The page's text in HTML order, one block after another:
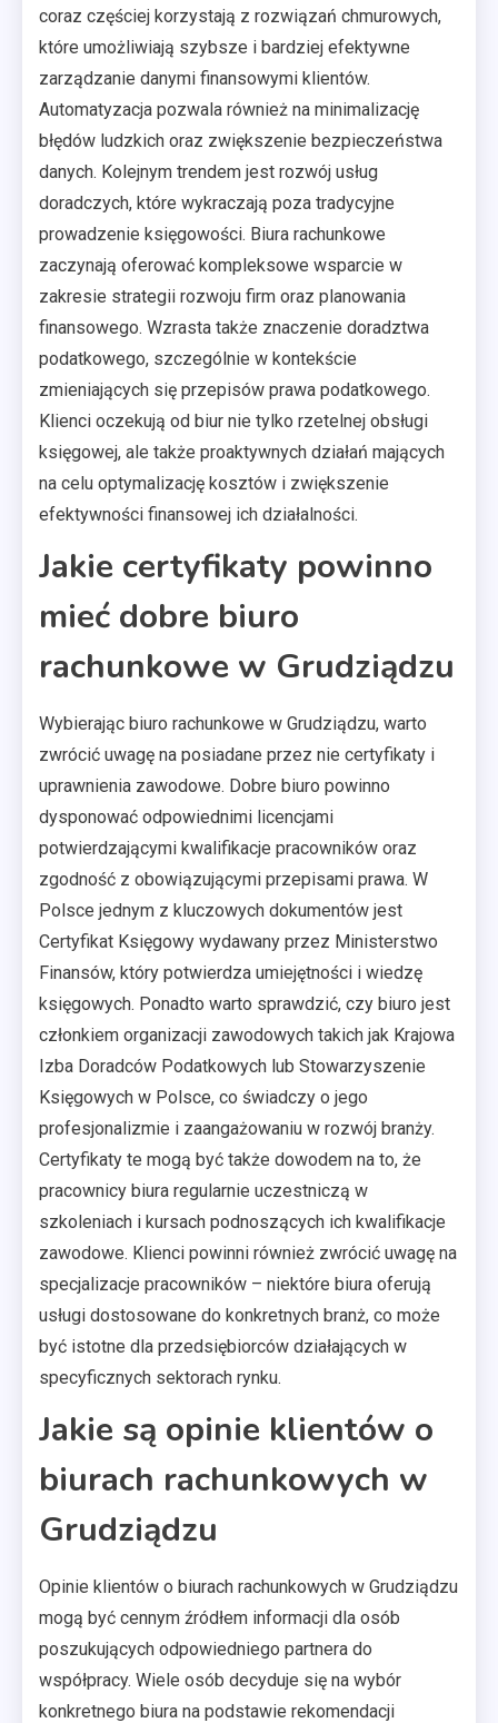
coraz częściej korzystają z rozwiązań chmurowych,
które umożliwiają szybsze i bardziej efektywne
zarządzanie danymi finansowymi klientów.
Automatyzacja pozwala również na minimalizację
błędów ludzkich oraz zwiększenie bezpieczeństwa
danych. Kolejnym trendem jest rozwój usług
doradczych, które wykraczają poza tradycyjne
prowadzenie księgowości. Biura rachunkowe
zaczynają oferować kompleksowe wsparcie w
zakresie strategii rozwoju firm oraz planowania
finansowego. Wzrasta także znaczenie doradztwa
podatkowego, szczególnie w kontekście
zmieniających się przepisów prawa podatkowego.
Klienci oczekują od biur nie tylko rzetelnej obsługi
księgowej, ale także proaktywnych działań mających
na celu optymalizację kosztów i zwiększenie
efektywności finansowej ich działalności.
Jakie certyfikaty powinno
mieć dobre biuro
rachunkowe w Grudziądzu
Wybierając biuro rachunkowe w Grudziądzu, warto
zwrócić uwagę na posiadane przez nie certyfikaty i
uprawnienia zawodowe. Dobre biuro powinno
dysponować odpowiednimi licencjami
potwierdzającymi kwalifikacje pracowników oraz
zgodność z obowiązującymi przepisami prawa. W
Polsce jednym z kluczowych dokumentów jest
Certyfikat Księgowy wydawany przez Ministerstwo
Finansów, który potwierdza umiejętności i wiedzę
księgowych. Ponadto warto sprawdzić, czy biuro jest
członkiem organizacji zawodowych takich jak Krajowa
Izba Doradców Podatkowych lub Stowarzyszenie
Księgowych w Polsce, co świadczy o jego
profesjonalizmie i zaangażowaniu w rozwój branży.
Certyfikaty te mogą być także dowodem na to, że
pracownicy biura regularnie uczestniczą w
szkoleniach i kursach podnoszących ich kwalifikacje
zawodowe. Klienci powinni również zwrócić uwagę na
specjalizacje pracowników – niektóre biura oferują
usługi dostosowane do konkretnych branż, co może
być istotne dla przedsiębiorców działających w
specyficznych sektorach rynku.
Jakie są opinie klientów o
biurach rachunkowych w
Grudziądzu
Opinie klientów o biurach rachunkowych w Grudziądzu
mogą być cennym źródłem informacji dla osób
poszukujących odpowiedniego partnera do
współpracy. Wiele osób decyduje się na wybór
konkretnego biura na podstawie rekomendacji